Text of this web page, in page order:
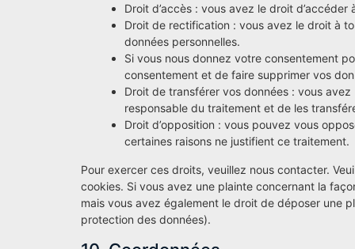
Droit d’accès : vous avez le droit
Droit de rectification : vous avez le droit à
données personnelles.
Si vous nous donnez votre consentement
consentement et de faire supprimer vos
Droit de transférer vos données : vous
responsable du traitement et de les
Droit d’opposition : vous pouvez vous
certaines raisons ne justifient ce traitement.
Pour exercer ces droits, veuillez nous contacter.
cookies. Si vous avez une plainte concernant la
mais vous avez également le droit de déposer une
protection des données).